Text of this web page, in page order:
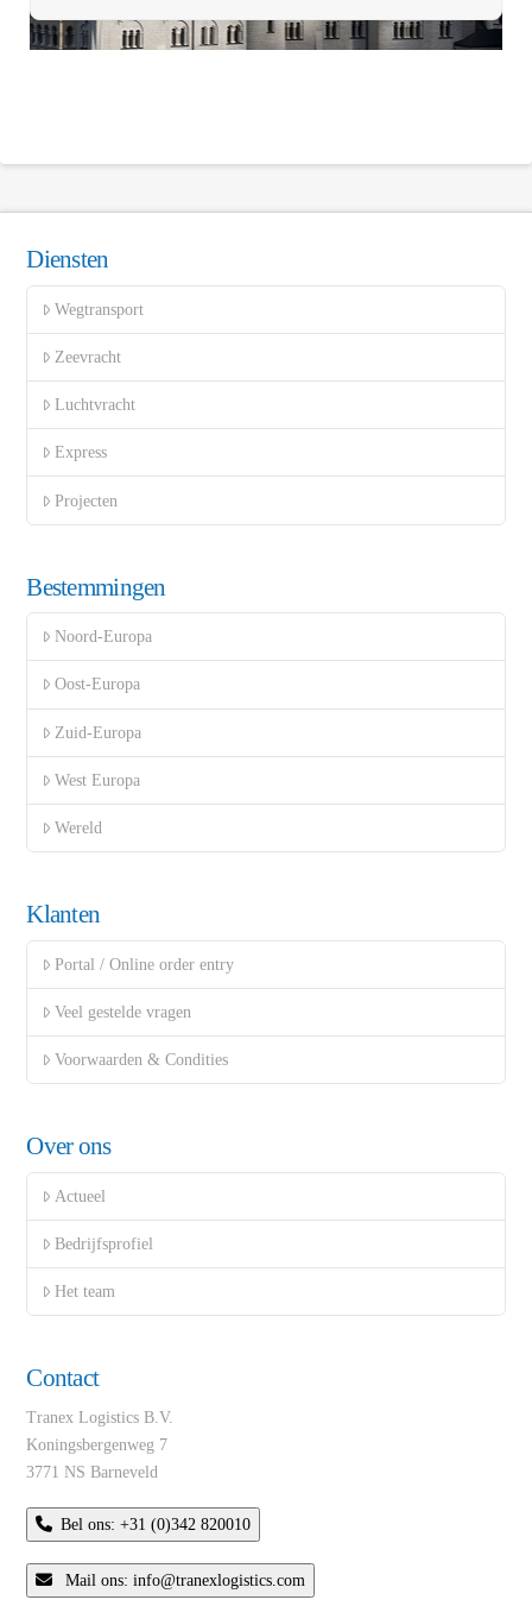
Diensten
Wegtransport
Zeevracht
Luchtvracht
Express
Projecten
Bestemmingen
Noord-Europa
Oost-Europa
Zuid-Europa
West Europa
Wereld
Klanten
Portal / Online order entry
Veel gestelde vragen
Voorwaarden & Condities
Over ons
Actueel
Bedrijfsprofiel
Het team
Contact
Tranex Logistics B.V.
Koningsbergenweg 7
3771 NS Barneveld
Bel ons: +31 (0)342 820010
Mail ons: info@tranexlogistics.com